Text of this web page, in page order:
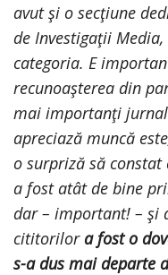
avut şi o secţiune
de Investigaţii
categoria. E
recunoaşterea din
mai importanţi
apreciază muncă
o surpriză să
a fost atât de bine
dar – important! – şi
cititorilor a fost o
s-a dus mai departe